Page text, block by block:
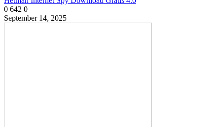
0 642 0
September 14, 2025